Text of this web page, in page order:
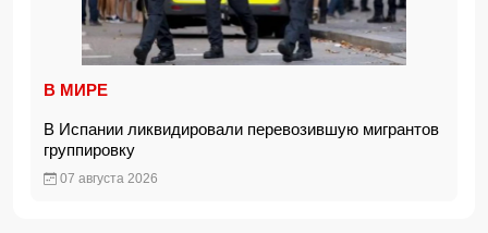
В МИРЕ
В Испании ликвидировали перевозившую мигрантов
группировку
07 августа 2026